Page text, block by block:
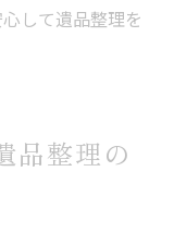
して遺品整理を
品整理の